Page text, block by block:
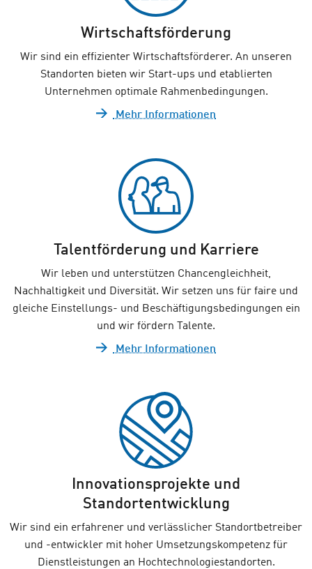
Wirtschaftsförderung
Wir sind ein effizienter Wirtschaftsförderer. An unseren
Standorten bieten wir Start-ups und etablierten
Unternehmen optimale Rahmenbedingungen.
Mehr Informationen
Talentförderung und Karriere
Wir leben und unterstützen Chancengleichheit,
Nachhaltigkeit und Diversität. Wir setzen uns für faire und
gleiche Einstellungs- und Beschäftigungs­bedingungen ein
und wir fördern Talente.
Mehr Informationen
Innovationsprojekte und
Standortentwicklung
Wir sind ein erfahrener und verlässlicher Standortbetreiber
und -entwickler mit hoher Umsetzungskompetenz für
Dienstleistungen an Hochtechnologiestandorten.